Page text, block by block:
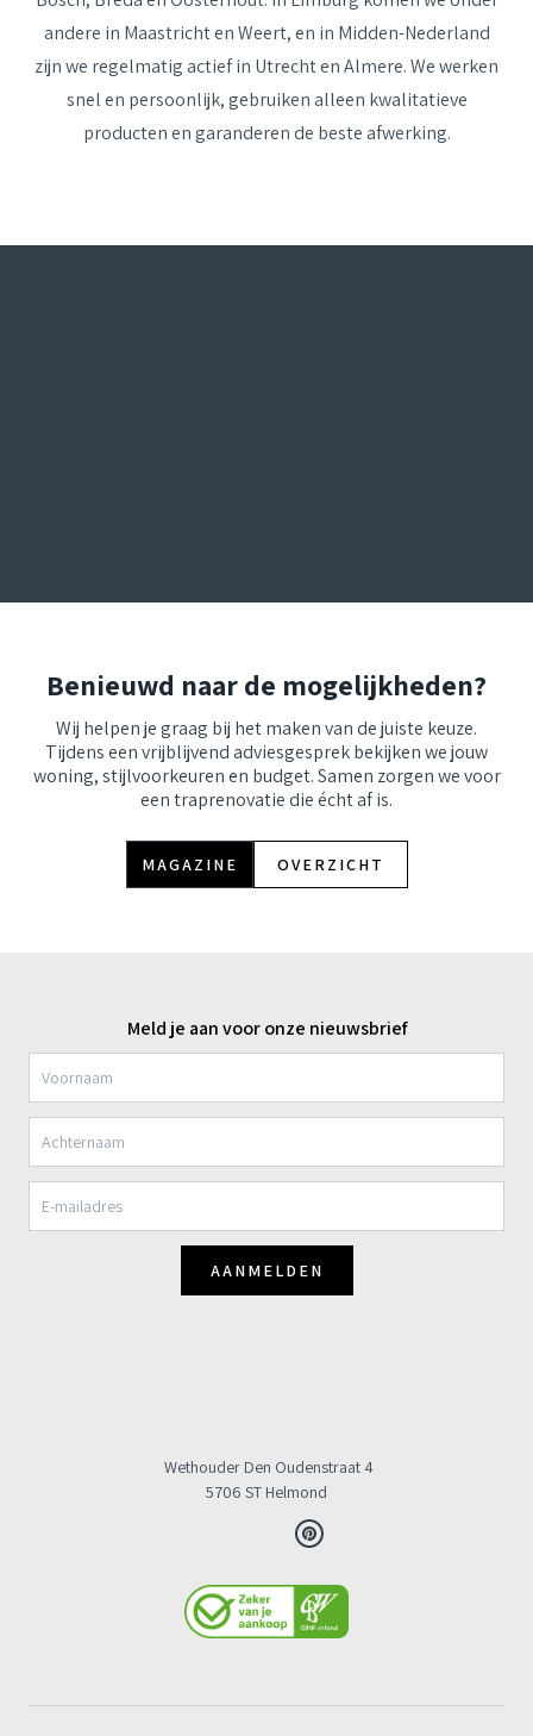
andere in MaastrichtenWeert,en in Midden-Nederland
zijn we regelmatig actief in UtrechtenAlmere.We werken
snel en persoonlijk, gebruiken alleen kwalitatieve
producten en garanderen de beste afwerking.
Benieuwd naar de mogelijkheden?
Wij helpen je graag bij het maken van de juiste keuze.
Tijdens een vrijblijvend adviesgesprek bekijken we jouw
woning, stijlvoorkeuren en budget. Samen zorgen we voor
een traprenovatie die écht af is.
MAGAZINE OVERZICHT
Meld je aan voor onze nieuwsbrief
AANMELDEN
Wethouder Den Oudenstraat 4
5706 ST Helmond